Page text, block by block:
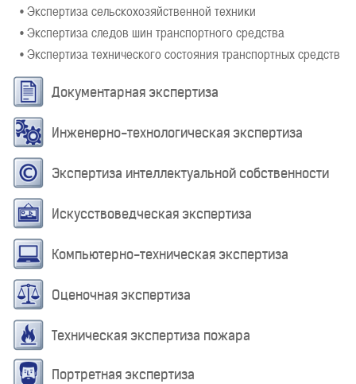
• Экспертиза сельскохозяйственной техники
• Экспертиза следов шин транспортного средства
• Экспертиза технического состояния транспортных средств
Документарная экспертиза
Инженерно-технологическая экспертиза
Экспертиза интеллектуальной собственности
Искусствоведческая экспертиза
Компьютерно-техническая экспертиза
Оценочная экспертиза
Техническая экспертиза пожара
Портретная экспертиза